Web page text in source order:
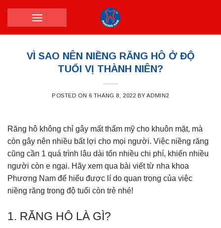
VÌ SAO NÊN NIỀNG RĂNG HÔ Ở ĐỘ
TUỔI VỊ THÀNH NIÊN?
POSTED ON 6 THÁNG 8, 2022 BYADMIN2
Răng hô không chỉ gây mất thẩm mỹ cho khuôn mặt, mà
còn gây nên nhiều bất lợi cho mọi người. Việc niềng răng
cũng cần 1 quá trình lâu dài tốn nhiều chi phí, khiến nhiều
người còn e ngại. Hãy xem qua bài viết từ nha khoa
Phương Nam để hiểu được lí do quan trọng của việc
niềng răng trong độ tuổi còn trẻ nhé!
1. RĂNG HÔ LÀ GÌ?